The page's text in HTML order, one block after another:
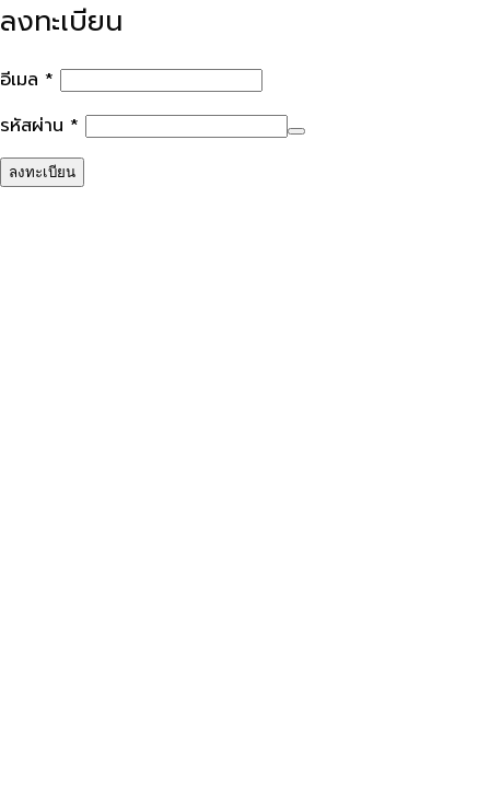
ลงทะเบียน
อีเมล * ต้องการ
รหัสผ่าน * ต้องการ
ลงทะเบียน